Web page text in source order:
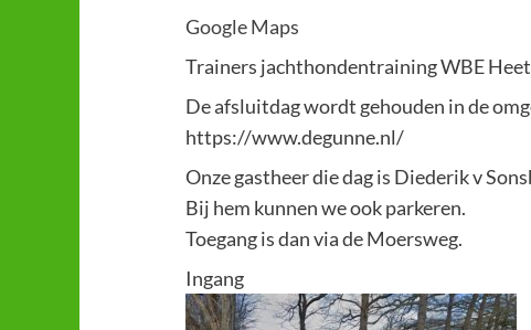
Google Maps
Trainers jachthondentraining WBE
De afsluitdag wordt gehouden in de
https://www.degunne.nl/
Onze gastheer die dag is Diederik v
Bij hem kunnen we ook parkeren.
Toegang is dan via de Moersweg.
Ingang